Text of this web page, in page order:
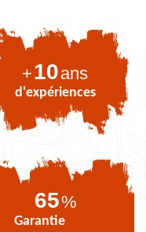
+10ans
d'expériences
81%
Garantie